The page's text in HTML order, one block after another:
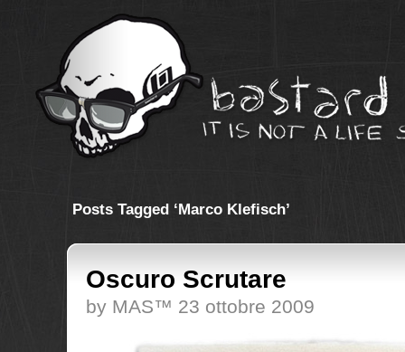
Posts Tagged ‘Marco Klefisch’
Oscuro Scrutare
by MAS™ 23 ottobre 2009